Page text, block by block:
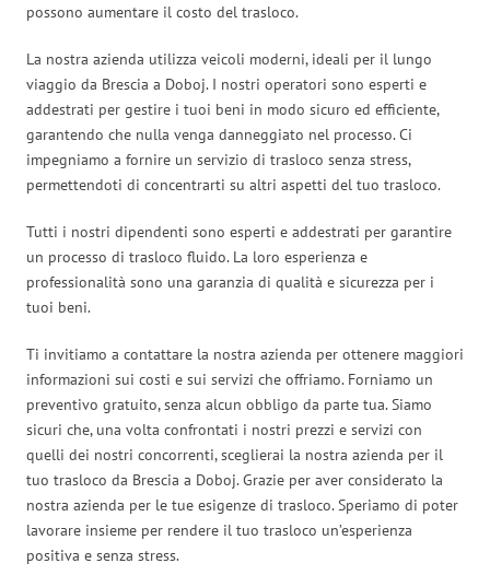
possono aumentare il costo del trasloco.
La nostra azienda utilizza veicoli moderni, ideali per il lungo
viaggio da Brescia a Doboj. I nostri operatori sono esperti e
addestrati per gestire i tuoi beni in modo sicuro ed efficiente,
garantendo che nulla venga danneggiato nel processo. Ci
impegniamo a fornire un servizio di trasloco senza stress,
permettendoti di concentrarti su altri aspetti del tuo trasloco.
Tutti i nostri dipendenti sono esperti e addestrati per garantire
un processo di trasloco fluido. La loro esperienza e
professionalità sono una garanzia di qualità e sicurezza per i
tuoi beni.
Ti invitiamo a contattare la nostra azienda per ottenere maggiori
informazioni sui costi e sui servizi che offriamo. Forniamo un
preventivo gratuito, senza alcun obbligo da parte tua. Siamo
sicuri che, una volta confrontati i nostri prezzi e servizi con
quelli dei nostri concorrenti, sceglierai la nostra azienda per il
tuo trasloco da Brescia a Doboj. Grazie per aver considerato la
nostra azienda per le tue esigenze di trasloco. Speriamo di poter
lavorare insieme per rendere il tuo trasloco un’esperienza
positiva e senza stress.